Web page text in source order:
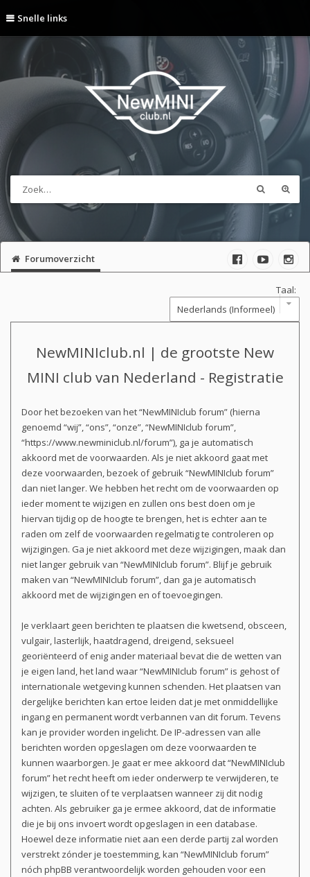
Snelle links
Forumoverzicht
Taal:
NewMINIclub.nl | de grootste New
MINI club van Nederland - Registratie
Door het bezoeken van het “NewMINIclub forum” (hierna
genoemd “wij”, “ons”, “onze”, “NewMINIclub forum”,
“https://www.newminiclub.nl/forum”), ga je automatisch
akkoord met de voorwaarden. Als je niet akkoord gaat met
deze voorwaarden, bezoek of gebruik “NewMINIclub forum”
dan niet langer. We hebben het recht om de voorwaarden op
ieder moment te wijzigen en zullen ons best doen om je
hiervan tijdig op de hoogte te brengen, het is echter aan te
raden om zelf de voorwaarden regelmatig te controleren op
wijzigingen. Ga je niet akkoord met deze wijzigingen, maak dan
niet langer gebruik van “NewMINIclub forum”. Blijf je gebruik
maken van “NewMINIclub forum”, dan ga je automatisch
akkoord met de wijzigingen en of toevoegingen.
Je verklaart geen berichten te plaatsen die kwetsend, obsceen,
vulgair, lasterlijk, haatdragend, dreigend, seksueel
georiënteerd of enig ander materiaal bevat die de wetten van
je eigen land, het land waar “NewMINIclub forum” is gehost of
internationale wetgeving kunnen schenden. Het plaatsen van
dergelijke berichten kan ertoe leiden dat je met onmiddellijke
ingang en permanent wordt verbannen van dit forum. Tevens
kan je provider worden ingelicht. De IP-adressen van alle
berichten worden opgeslagen om deze voorwaarden te
kunnen waarborgen. Je gaat er mee akkoord dat “NewMINIclub
forum” het recht heeft om ieder onderwerp te verwijderen, te
wijzigen, te sluiten of te verplaatsen wanneer zij dit nodig
achten. Als gebruiker ga je ermee akkoord, dat de informatie
die je bij ons invoert wordt opgeslagen in een database.
Hoewel deze informatie niet aan een derde partij zal worden
verstrekt zónder je toestemming, kan “NewMINIclub forum”
nóch phpBB verantwoordelijk worden gehouden voor een